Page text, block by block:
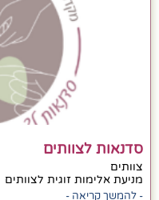
סדנאות לצוותים
צוותים
מניעת אלימות זוגית לצוותים
- להמשך קריאה -